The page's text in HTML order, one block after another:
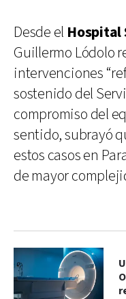
Desde el Hospital
Guillermo Lódolo
intervenciones
sostenido del
compromiso del
sentido, subrayó
estos casos en
de mayor